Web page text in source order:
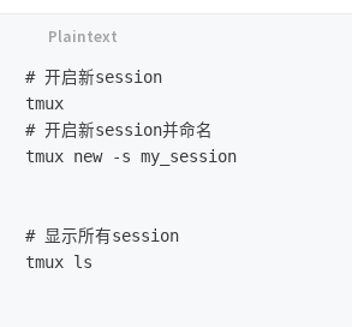
# 开启新session
tmux
# 开启新session并命名
tmux new -s my_session
# 显示所有session
tmux ls